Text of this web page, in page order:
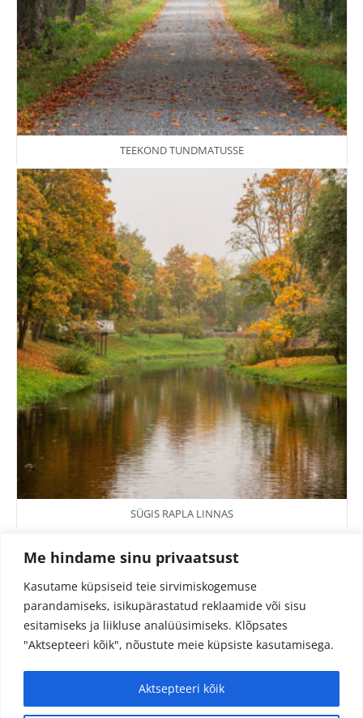
Me hindame sinu privaatsust
Kasutame küpsiseid teie sirvimiskogemuse
parandamiseks, isikupärastatud reklaamide või sisu
esitamiseks ja liikluse analüüsimiseks. Klõpsates
"Aktsepteeri kõik", nõustute meie küpsiste kasutamisega.
Aktsepteeri kõik
TEEKOND TUNDMATUSSE
SÜGIS RAPLA LINNAS
© 2024 Fotojutud OÜ
Reg.nr. 14827097